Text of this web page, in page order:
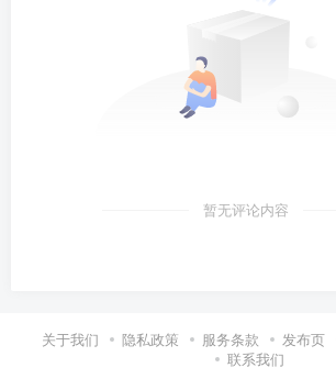
暂无评论内容
关于我们 隐私政策 服务条款 发布页
联系我们